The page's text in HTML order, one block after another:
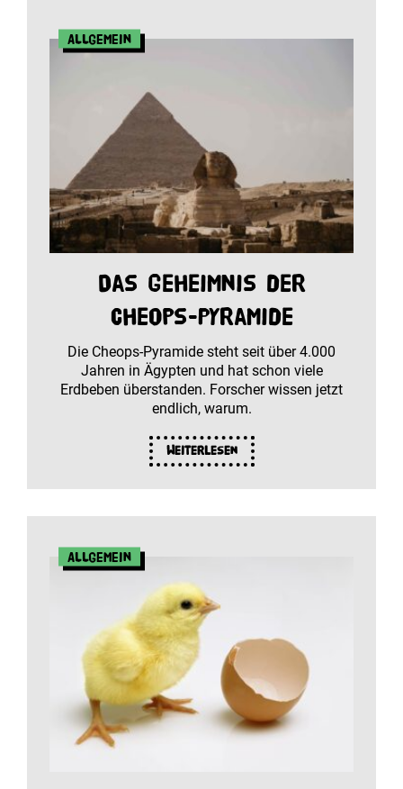
Allgemein
Das Geheimnis der
Cheops-Pyramide
Die Cheops-Pyramide steht seit über 4.000
Jahren in Ägypten und hat schon viele
Erdbeben überstanden. Forscher wissen jetzt
endlich, warum.
Weiterlesen
Allgemein